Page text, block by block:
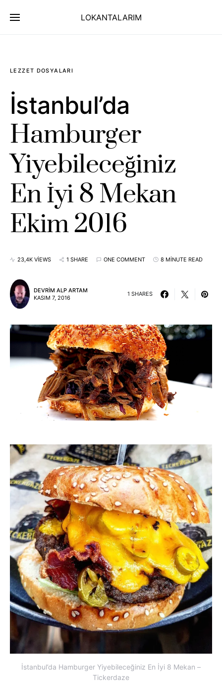
LOKANTALARIM
LEZZET DOSYALARI
İstanbul’da
Hamburger
Yiyebileceğiniz
En İyi 8 Mekan
Ekim 2016
23,4K VIEWS 1 SHARE ONE COMMENT 8 MINUTE READ
DEVRIM ALP ARTAM
KASIM 7, 2016
1 SHARES
İstanbul’da Hamburger Yiyebileceğiniz En İyi 8 Mekan –
Tickerdaze